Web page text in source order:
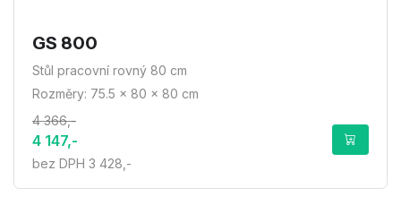
GS 800
Stůl pracovní rovný 80 cm
Rozměry: 75.5 × 80 × 80 cm
4 366,-
4 147,-
bez DPH 3 428,-